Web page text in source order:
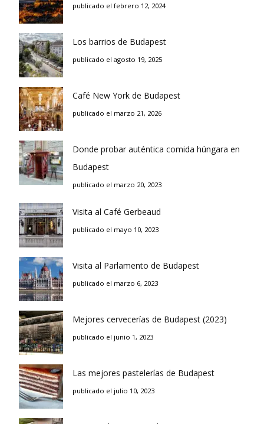
publicado el febrero 12, 2024
Los barrios de Budapest
publicado el agosto 19, 2025
Café New York de Budapest
publicado el marzo 21, 2026
Donde probar auténtica comida húngara en
Budapest
publicado el marzo 20, 2023
Visita al Café Gerbeaud
publicado el mayo 10, 2023
Visita al Parlamento de Budapest
publicado el marzo 6, 2023
Mejores cervecerías de Budapest (2023)
publicado el junio 1, 2023
Las mejores pastelerías de Budapest
publicado el julio 10, 2023